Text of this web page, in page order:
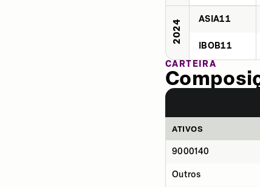
2024 ASIA11
IBOB11
CARTEIRA
ATIVOS
9000140
Outros